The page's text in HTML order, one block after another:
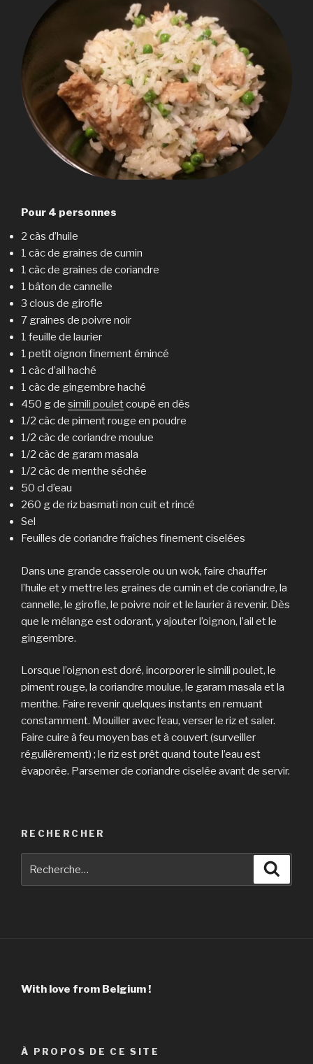
Pour 4 personnes
2 càs d’huile
1 càc de graines de cumin
1 càc de graines de coriandre
1 bâton de cannelle
3 clous de girofle
7 graines de poivre noir
1 feuille de laurier
1 petit oignon finement émincé
1 càc d’ail haché
1 càc de gingembre haché
450 g de simili pouletcoupé en dés
1/2 càc de piment rouge en poudre
1/2 càc de coriandre moulue
1/2 càc de garam masala
1/2 càc de menthe séchée
50 cl d’eau
260 g de riz basmati non cuit et rincé
Sel
Feuilles de coriandre fraîches finement ciselées
Dans une grande casserole ou un wok, faire chauffer
l’huile et y mettre les graines de cumin et de coriandre, la
cannelle, le girofle, le poivre noir et le laurier à revenir. Dès
que le mélange est odorant, y ajouter l’oignon, l’ail et le
gingembre.
Lorsque l’oignon est doré, incorporer le simili poulet, le
piment rouge, la coriandre moulue, le garam masala et la
menthe. Faire revenir quelques instants en remuant
constamment. Mouiller avec l’eau, verser le riz et saler.
Faire cuire à feu moyen bas et à couvert (surveiller
régulièrement) ; le riz est prêt quand toute l’eau est
évaporée. Parsemer de coriandre ciselée avant de servir.
RECHERCHER
With love from Belgium !
À PROPOS DE CE SITE